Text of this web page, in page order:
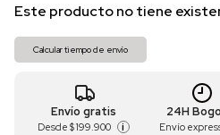
Este producto no tiene
Calcular tiempo de envío
Envío gratis
Desde $ 199.900 i
24H
Envío